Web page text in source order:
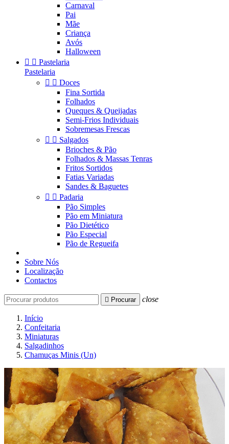
Carnaval
Pai
Mãe
Criança
Avós
Halloween
  Pastelaria
Pastelaria
  Doces
Fina Sortida
Folhados
Queques & Queijadas
Semi-Frios Individuais
Sobremesas Frescas
  Salgados
Brioches & Pão
Folhados & Massas Tenras
Fritos Sortidos
Fatias Variadas
Sandes & Baguetes
  Padaria
Pão Simples
Pão em Miniatura
Pão Dietético
Pão Especial
Pão de Regueifa
Sobre Nós
Localização
Contactos
 Procurar close
Início
Confeitaria
Miniaturas
Salgadinhos
Chamuças Minis (Un)